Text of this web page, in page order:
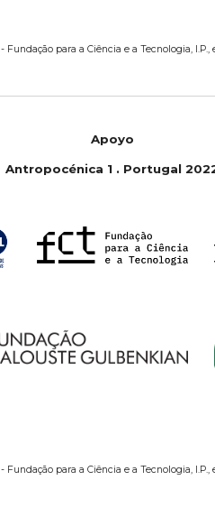
para a Ciência e a Tecnologia,
Apoyo
Antropocénica 1 . Portugal
para a Ciência e a Tecnologia,